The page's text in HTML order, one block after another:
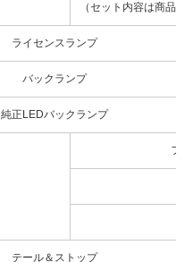
（セット内容は商品
ライセンスランプ
バックランプ
純正LEDバックランプ
フ
テール＆ストップ